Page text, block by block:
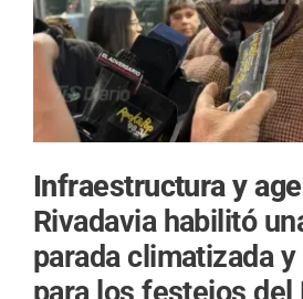
Infraestructura y
Rivadavia habilitó
parada climatizada